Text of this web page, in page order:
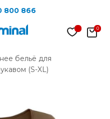
800 866
бельё для
(S-XL)